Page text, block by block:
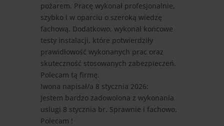
pożarem. Pracę wykonał profesjonalnie,
szybko i w oparciu o szeroką wiedzę
fachową. Dodatkowo, wykonał końcowe
testy instalacji, które potwierdziły
prawidłowość wykonanych prac oraz
skuteczność stosowanych zabezpieczeń.
Polecam tą firmę.
Iwona napisał/a 8 stycznia 2026:
Jestem bardzo zadowolona z wykonania
uslugi 8 stycznia br. Sprawnie i fachowo.
Polecam !